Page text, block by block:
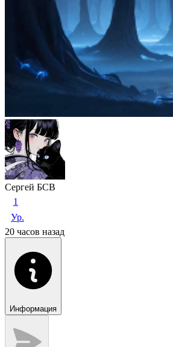
Сергей БСВ
1
Ур.
20 часов назад
Информация